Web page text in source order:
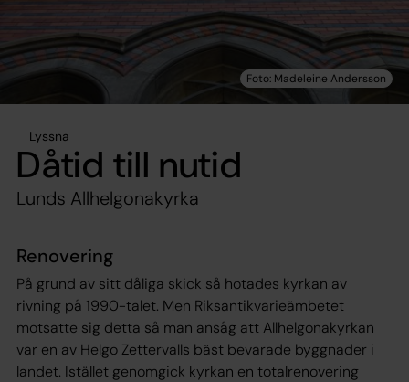
Lyssna
Dåtid till nutid
Lunds Allhelgonakyrka
Renovering
På grund av sitt dåliga skick så hotades kyrkan av
rivning på 1990-talet. Men Riksantikvarieämbetet
motsatte sig detta så man ansåg att Allhelgonakyrkan
var en av Helgo Zettervalls bäst bevarade byggnader i
landet. Istället genomgick kyrkan en totalrenovering